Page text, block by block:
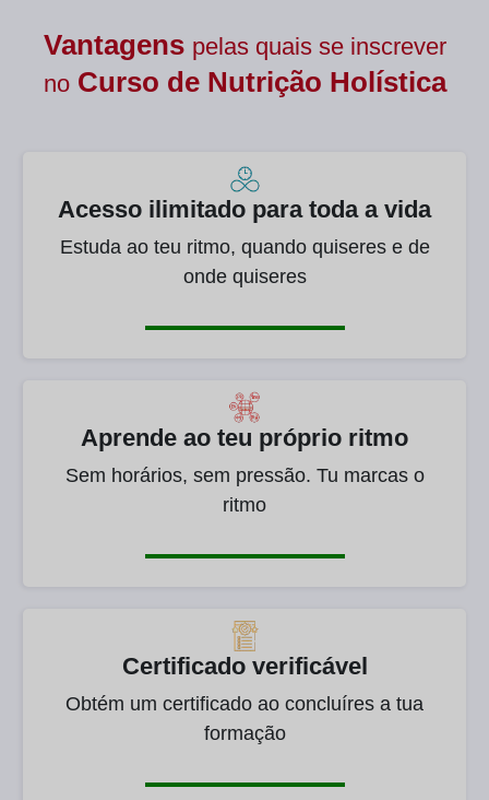
Vantagens pelas quais se inscrever
noCurso de Nutrição Holística
Acesso ilimitado para toda a vida
Estuda ao teu ritmo, quando quiseres e de
onde quiseres
Aprende ao teu próprio ritmo
Sem horários, sem pressão. Tu marcas o
ritmo
Certificado verificável
Obtém um certificado ao concluíres a tua
formação